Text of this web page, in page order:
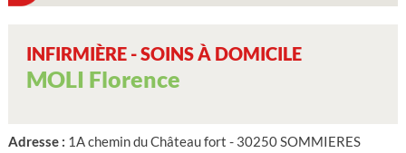
INFIRMIÈRE - SOINS À DOMICILE
MOLI Florence
Adresse : 1A chemin du Château fort - 30250 SOMMIERES